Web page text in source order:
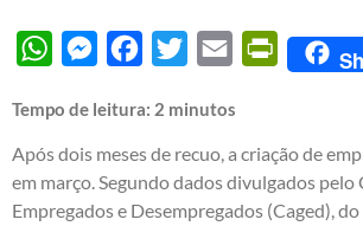
WhatsAppMessengerFacebook
Twitter Email
Tempo de leitura: 2 minutos
Após dois meses de recuo, a criação de
em março. Segundo dados divulgados pelo
Empregados e Desempregados (Caged),